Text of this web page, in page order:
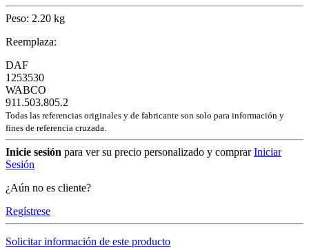
Peso: 2.20 kg
Reemplaza:
DAF
1253530
WABCO
911.503.805.2
Todas las referencias originales y de fabricante son solo para información y
fines de referencia cruzada.
Inicie sesión para ver su precio personalizado y comprar Iniciar
Sesión
¿Aún no es cliente?
Regístrese
Solicitar información de este producto